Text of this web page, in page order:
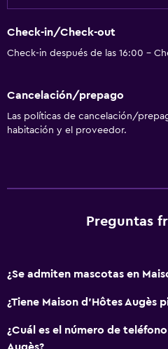
Check-in/Check-out
Check-in después de las 16:00 -
Cancelación/prepago
Las políticas de cancelación/
habitación y el proveedor.
Preguntas
¿Se admiten mascotas en
¿Tiene Maison d'Hôtes Augès
¿Cuál es el número de
Augès?